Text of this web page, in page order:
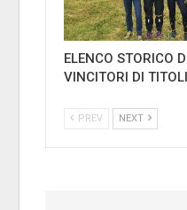
ELENCO STORICO
VINCITORI DI
PREV NEXT